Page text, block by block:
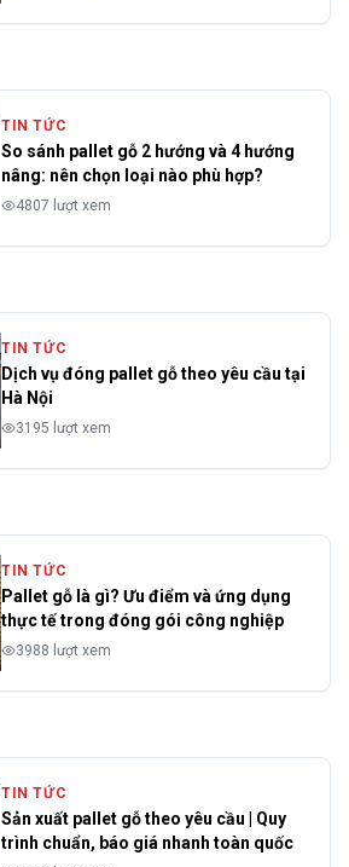
TIN TỨC
So sánh pallet gỗ 2 hướng và 4 hướng
nâng: nên chọn loại nào phù hợp?
4807 lượt xem
TIN TỨC
Dịch vụ đóng pallet gỗ theo yêu cầu tại
Hà Nội
3195 lượt xem
TIN TỨC
Pallet gỗ là gì? Ưu điểm và ứng dụng
thực tế trong đóng gói công nghiệp
3988 lượt xem
TIN TỨC
Sản xuất pallet gỗ theo yêu cầu | Quy
trình chuẩn, báo giá nhanh toàn quốc